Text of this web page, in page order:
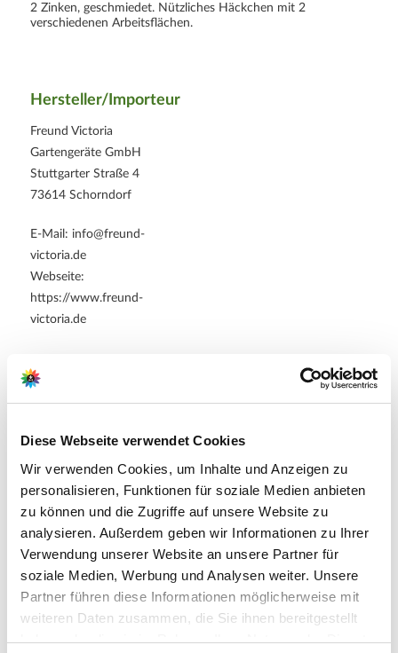
Diese Webseite verwendet Cookies
Wir verwenden Cookies, um Inhalte und Anzeigen zu
personalisieren, Funktionen für soziale Medien anbieten
zu können und die Zugriffe auf unsere Website zu
analysieren. Außerdem geben wir Informationen zu Ihrer
Verwendung unserer Website an unsere Partner für
soziale Medien, Werbung und Analysen weiter. Unsere
Partner führen diese Informationen möglicherweise mit
weiteren Daten zusammen, die Sie ihnen bereitgestellt
haben oder die sie im Rahmen Ihrer Nutzung der Dienste
2 Zinken, geschmiedet. Nützliches Häckchen mit 2
verschiedenen Arbeitsflächen.
Hersteller/Importeur
Freund Victoria
Gartengeräte GmbH
Stuttgarter Straße 4
73614 Schorndorf
E-Mail: info@freund-
victoria.de
Webseite:
https://www.freund-
victoria.de
Zubehör Produkte